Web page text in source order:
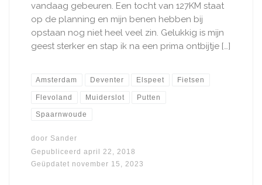
vandaag gebeuren. Een tocht van 127KM staat
op de planning en mijn benen hebben bij
opstaan nog niet heel veel zin. Gelukkig is mijn
geest sterker en stap ik na een prima ontbijtje […]
Amsterdam Deventer Elspeet Fietsen
Flevoland Muiderslot Putten
Spaarnwoude
door Sander
Gepubliceerd april 22, 2018
Geüpdatet november 15, 2023